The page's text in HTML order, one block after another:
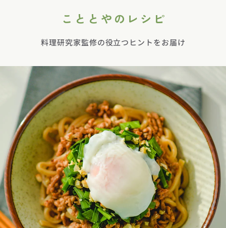
こととやのレシピ
料理研究家監修の役立つヒントをお届け